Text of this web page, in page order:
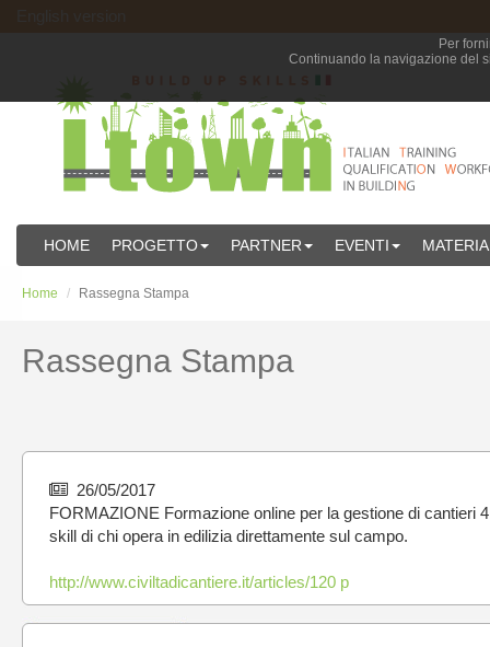
HOME PROGETTO PARTNER EVENTI
Home Rassegna Stampa
Rassegna Stampa
26/05/2017
FORMAZIONE Formazione online per la gestione di cantieri
skill di chi opera in edilizia direttamente sul campo.
http://www.civiltadicantiere.it/articles/120 p
Per
Continuando la navigazione del